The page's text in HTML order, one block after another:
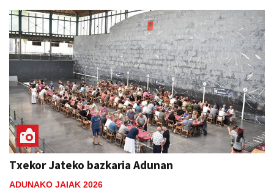
Txekor Jateko bazkaria Adunan
ADUNAKO JAIAK 2026